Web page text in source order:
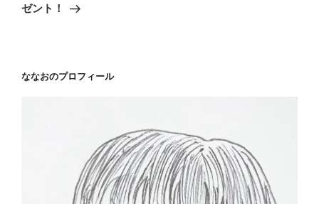
シ
投
ゼント！
ななおのプロフィール